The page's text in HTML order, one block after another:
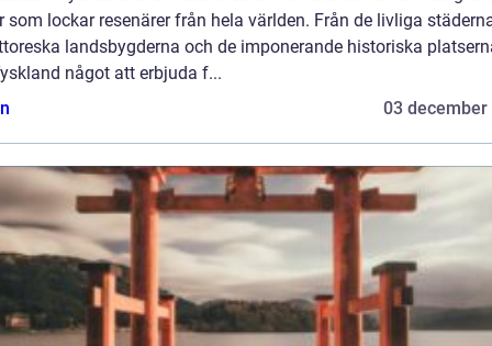
som lockar resenärer från hela världen. Från de livliga
landsbygderna och de imponerande historiska
något att erbjuda f...
03 december